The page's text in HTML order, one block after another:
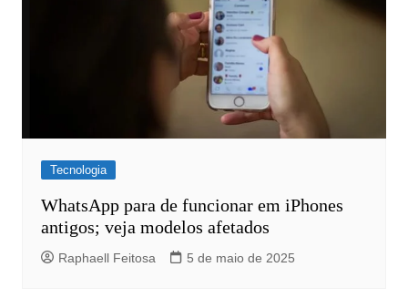
Tecnologia
WhatsApp para de funcionar em iPhones
antigos; veja modelos afetados
Raphaell Feitosa 5 de maio de 2025